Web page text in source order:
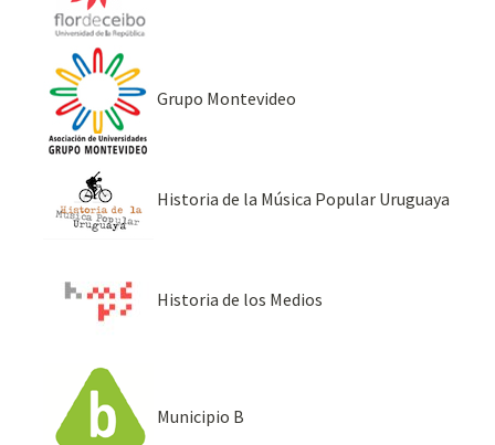
Grupo Montevideo
Historia de la Música Popular Uruguaya
Historia de los Medios
Municipio B